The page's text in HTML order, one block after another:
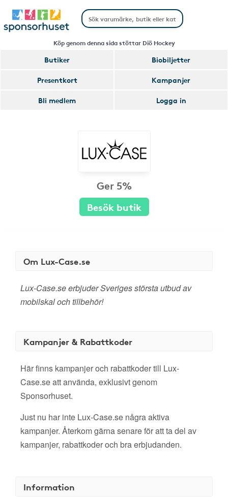
Köp genom denna sida stöttar Diö Hockey
Butiker
Biobiljetter
Presentkort
Kampanjer
Bli medlem
Logga in
Ger 5%
Besök butik
Om Lux-Case.se
Lux-Case.se erbjuder Sveriges största utbud av
mobilskal och tillbehör!
Kampanjer & Rabattkoder
Här finns kampanjer och rabattkoder till Lux-
Case.se att använda, exklusivt genom
Sponsorhuset.
Just nu har inte Lux-Case.se några aktiva
kampanjer. Återkom gärna senare för att ta del av
kampanjer, rabattkoder och bra erbjudanden.
Information